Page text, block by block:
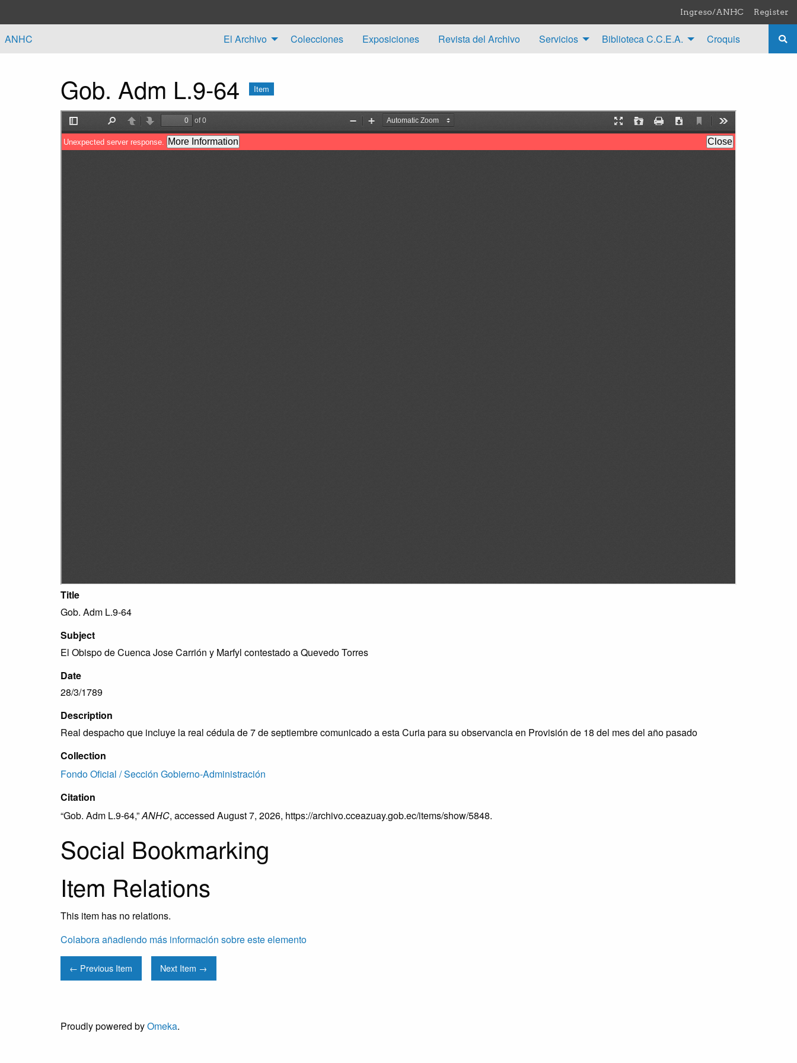
Ingreso/ANHC Register
ANHC El Archivo Colecciones Exposiciones Revista del Archivo Servicios Biblioteca C.C.E.A. Croquis
Gob. Adm L.9-64 Item
Title
Gob. Adm L.9-64
Subject
El Obispo de Cuenca Jose Carrión y Marfyl contestado a Quevedo Torres
Date
28/3/1789
Description
Real despacho que incluye la real cédula de 7 de septiembre comunicado a esta Curia para su observancia en Provisión de 18 del mes del año pasado
Collection
Fondo Oficial / Sección Gobierno-Administración
Citation
“Gob. Adm L.9-64,”ANHC, accessed August 7, 2026, https://archivo.cceazuay.gob.ec/items/show/5848.
Social Bookmarking
Item Relations
This item has no relations.
Colabora añadiendo más información sobre este elemento
← Previous Item Next Item →
Proudly powered byOmeka.